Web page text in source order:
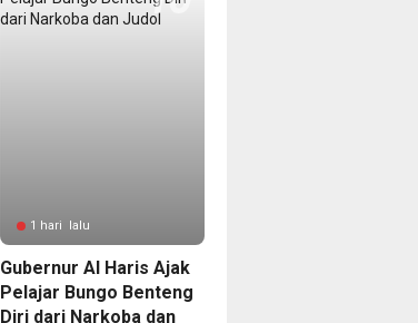
1 hari lalu
Gubernur Al Haris Ajak
Pelajar Bungo Benteng
Diri dari Narkoba dan